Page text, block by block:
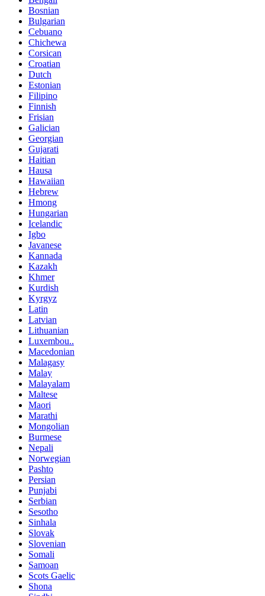
Bosnian
Bulgarian
Cebuano
Chichewa
Corsican
Croatian
Dutch
Estonian
Filipino
Finnish
Frisian
Galician
Georgian
Gujarati
Haitian
Hausa
Hawaiian
Hebrew
Hmong
Hungarian
Icelandic
Igbo
Javanese
Kannada
Kazakh
Khmer
Kurdish
Kyrgyz
Latin
Latvian
Lithuanian
Luxembou..
Macedonian
Malagasy
Malay
Malayalam
Maltese
Maori
Marathi
Mongolian
Burmese
Nepali
Norwegian
Pashto
Persian
Punjabi
Serbian
Sesotho
Sinhala
Slovak
Slovenian
Somali
Samoan
Scots Gaelic
Shona